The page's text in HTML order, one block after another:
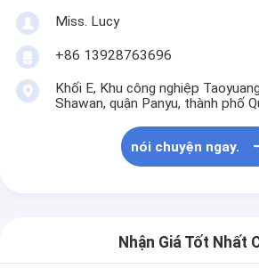
Miss. Lucy
+86 13928763696
Khối E, Khu công nghiệp
Shawan, quận Panyu, thành phố
nói chuyện ngay.
Nhận Giá Tốt Nhất